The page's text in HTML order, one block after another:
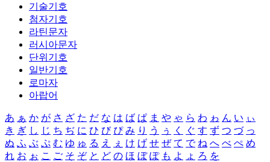
기술기호
첨자기호
라틴문자
러시아문자
단위기호
일반기호
로마자
아랍어
あ ぁ か が さ ざ た だ な は ば ぱ ま や ゃ ら わ ゎ ん い ぃ
き ぎ し じ ち ぢ に ひ び ぴ み り う ぅ く ぐ す ず つ づ っ
ぬ ふ ぶ ぷ む ゆ ゅ る え ぇ け げ せ ぜ て で ね へ べ ぺ め
れ お ぉ こ ご そ ぞ と ど の ほ ぼ ぽ も よ ょ ろ を